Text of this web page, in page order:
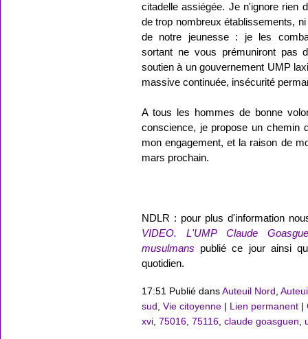
citadelle assiégée. Je n'ignore rien
de trop nombreux établissements,
de notre jeunesse : je les
sortant ne vous prémuniront pas
soutien à un gouvernement UMP
massive continuée, insécurité
A tous les hommes de bonne
conscience, je propose un chemin
mon engagement, et la raison de
mars prochain.
NDLR : pour plus d'information
VIDEO. L'UMP Claude
musulmans publié ce jour ainsi
quotidien.
17:51 Publié dansAuteuil Nord,
sud, Vie citoyenne | Lien permanent |
xvi, 75016, 75116, claude goasguen,